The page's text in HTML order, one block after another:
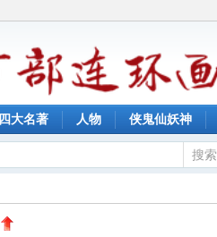
四大名著 人物 侠鬼仙妖神
搜索